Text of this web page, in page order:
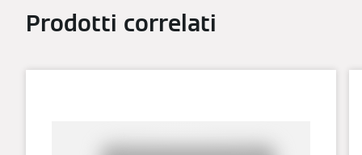
Prodotti correlati